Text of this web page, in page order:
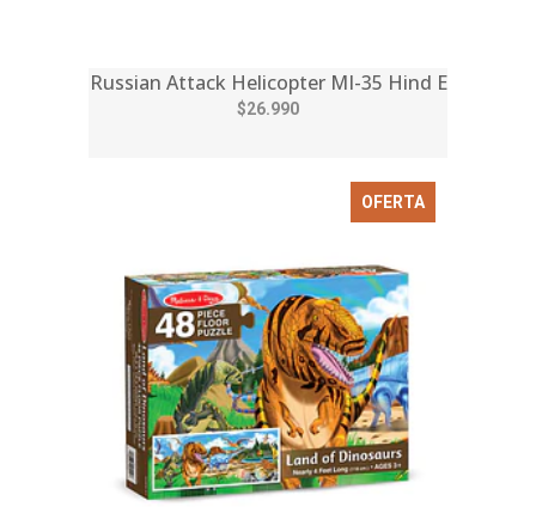
Russian Attack Helicopter MI-35 Hind E
$26.990
OFERTA